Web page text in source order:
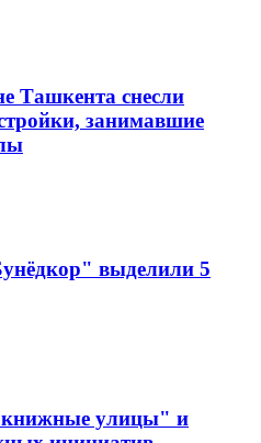
Ташкента снесли
занимавшие
выделили 5
улицы" и